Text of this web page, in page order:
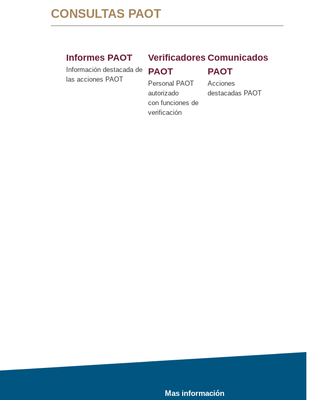
CONSULTAS PAOT
Informes PAOT
Información destacada de
las acciones PAOT
Verificadores
PAOT
Personal PAOT
autorizado
con funciones de
verificación
Comunicados
PAOT
Acciones
destacadas PAOT
Mas información